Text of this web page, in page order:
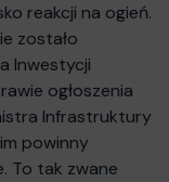
reakcji na ogień.
zostało
Inwestycji
ogłoszenia
Infrastruktury
powinny
To tak zwane